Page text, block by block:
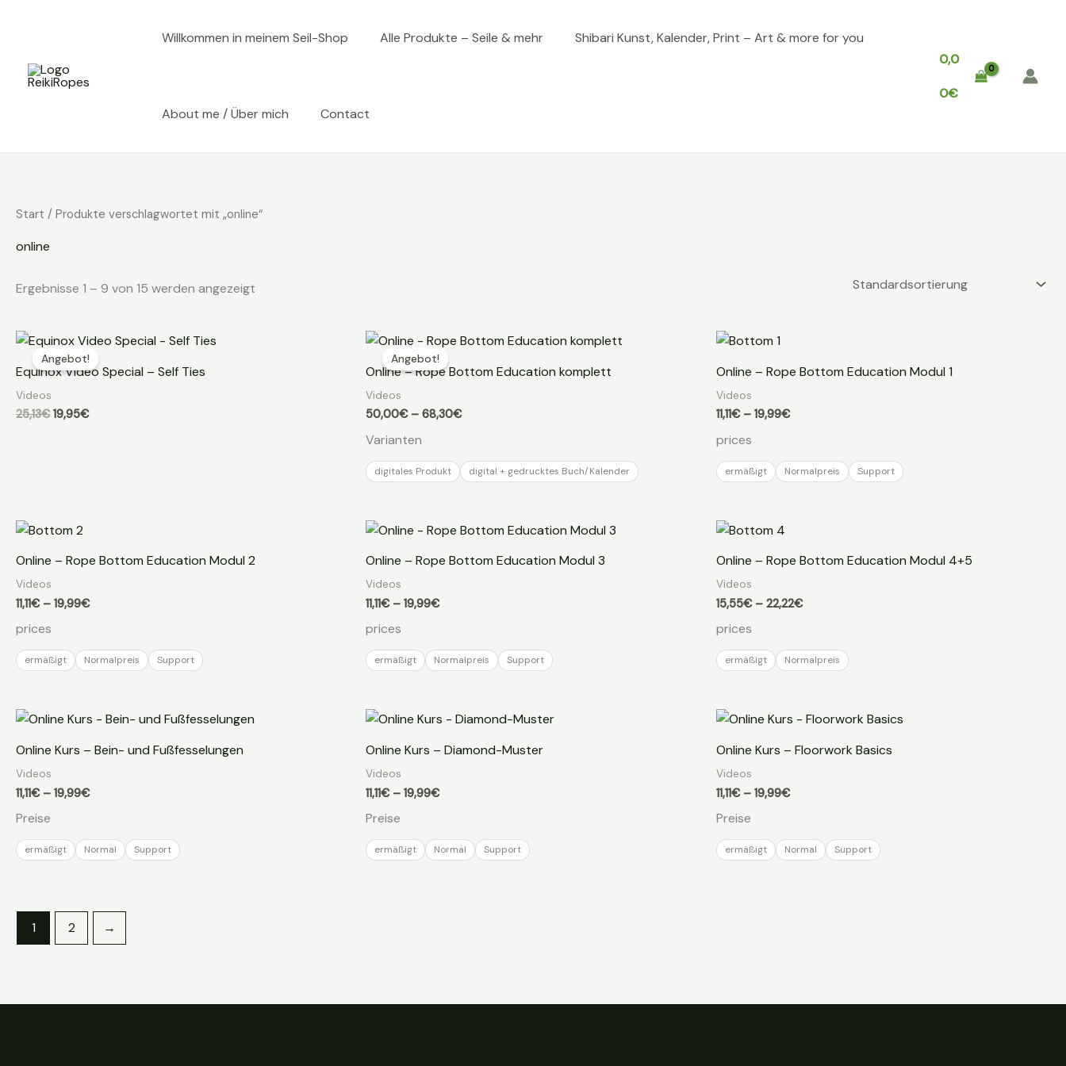
Willkommen in meinem Seil-Shop Alle Produkte – Seile & mehr Shibari Kunst, Kalender, Print – Art & more for you
About me / Über mich Contact
0,0
0€
Start / Produkte verschlagwortet mit „online“
online
Ergebnisse 1 – 9 von 15 werden angezeigt
Angebot!
Equinox Video Special – Self Ties
Videos
25,13€ Ursprünglicher
19,95€Aktueller
Angebot!
Online – Rope Bottom Education komplett
Videos
50,00€ –68,30€Preisspanne:
Varianten
digitales Produkt digital + gedrucktes Buch/Kalender
Online – Rope Bottom Education Modul 1
Videos
11,11€ – 19,99€Preisspanne:
prices
ermäßigt Normalpreis Support
Online – Rope Bottom Education Modul 2
Videos
11,11€ – 19,99€Preisspanne:
prices
ermäßigt Normalpreis Support
Online – Rope Bottom Education Modul 3
Videos
11,11€ –19,99€Preisspanne:
prices
ermäßigt Normalpreis Support
Online – Rope Bottom Education Modul 4+5
Videos
15,55€ – 22,22€Preisspanne:
prices
ermäßigt Normalpreis
Online Kurs – Bein- und Fußfesselungen
Videos
11,11€ – 19,99€Preisspanne:
Preise
ermäßigt Normal Support
Online Kurs – Diamond-Muster
Videos
11,11€ –19,99€Preisspanne:
Preise
ermäßigt Normal Support
Online Kurs – Floorwork Basics
Videos
11,11€ – 19,99€Preisspanne:
Preise
ermäßigt Normal Support
1 2 →